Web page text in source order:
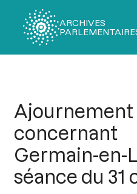
ARCHIVES
Germain-en-
séance du 31